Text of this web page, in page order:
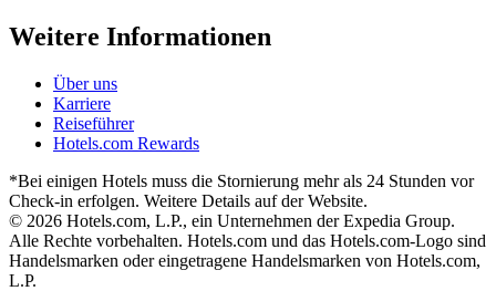
Weitere Informationen
Über uns
Karriere
Reiseführer
Hotels.com Rewards
*Bei einigen Hotels muss die Stornierung mehr als 24 Stunden vor
Check-in erfolgen. Weitere Details auf der Website.
© 2026 Hotels.com, L.P., ein Unternehmen der Expedia Group.
Alle Rechte vorbehalten. Hotels.com und das Hotels.com-Logo sind
Handelsmarken oder eingetragene Handelsmarken von Hotels.com,
L.P.